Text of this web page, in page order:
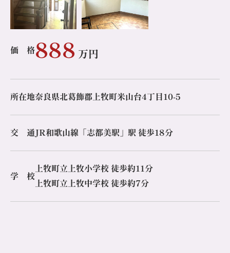
価 格888 万円
所在地奈良県北葛飾郡上牧町米山台4丁目10-5
交 通JR和歌山線「志都美駅」駅 徒歩18分
学 校
上牧町立上牧小学校 徒歩約11分
上牧町立上牧中学校 徒歩約7分